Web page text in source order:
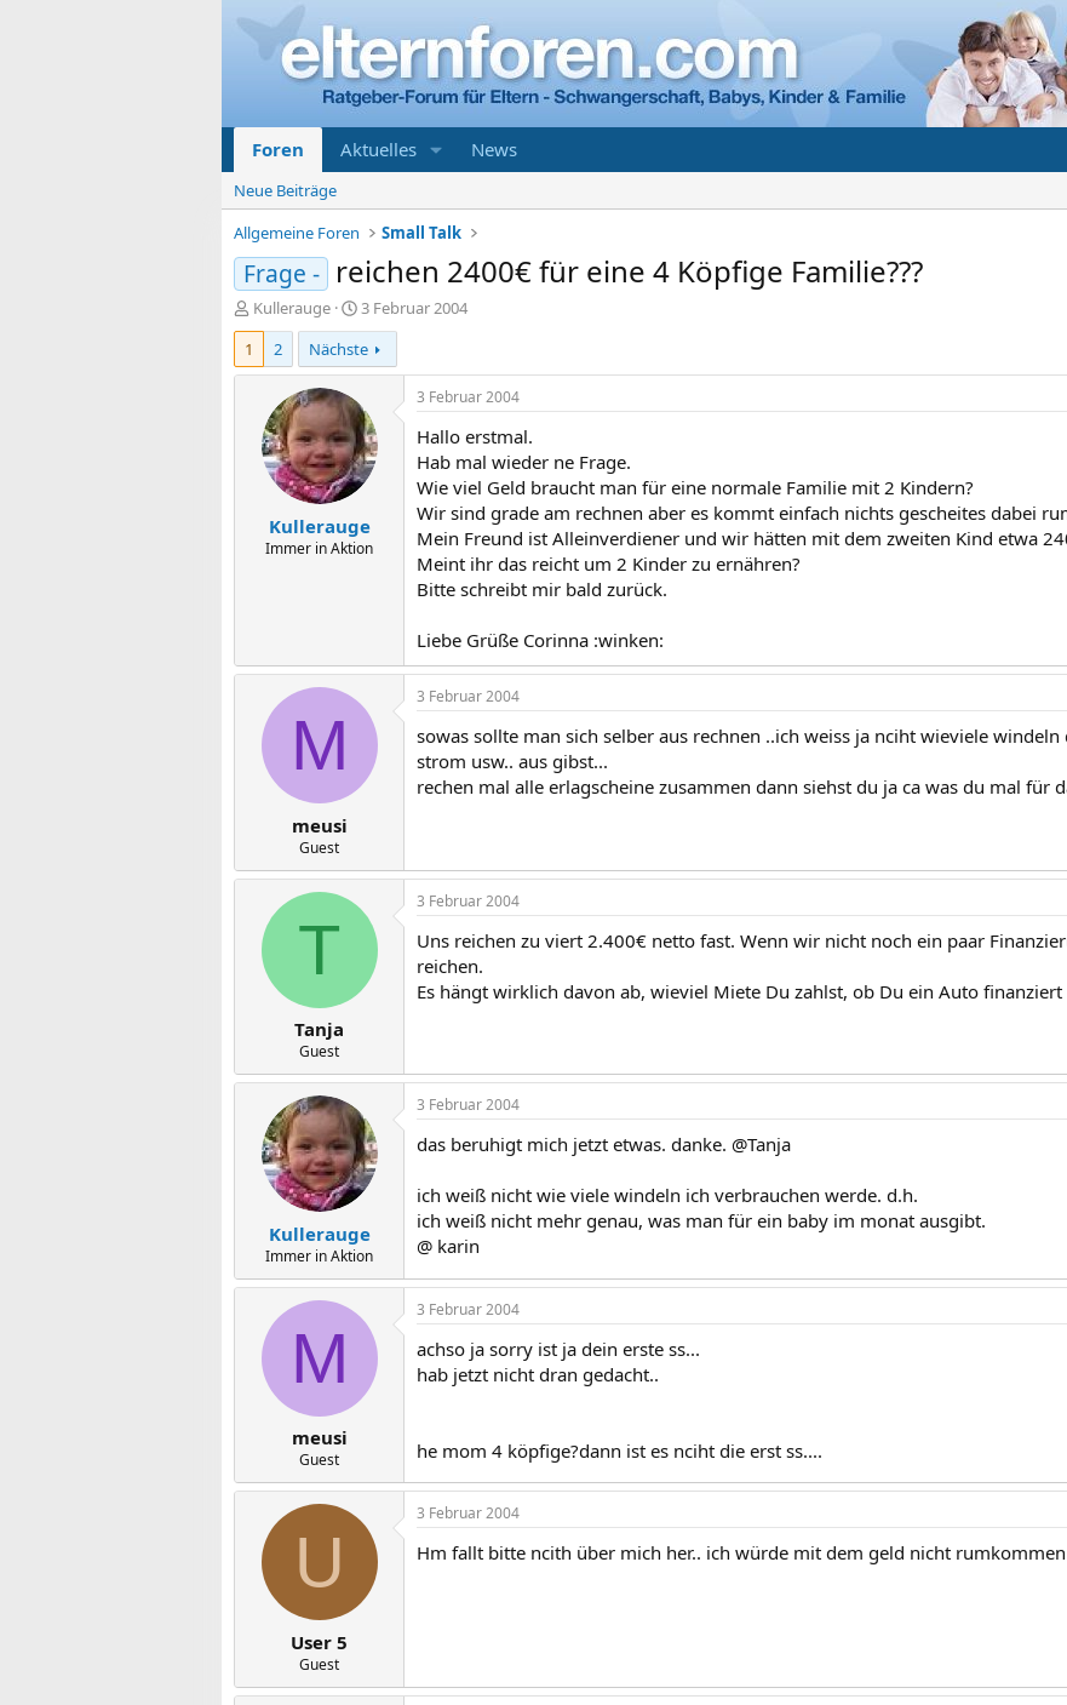
Foren Aktuelles News
Neue Beiträge
Allgemeine Foren
Small Talk
Frage - reichen 2400€ für eine 4 Köpfige Familie???
E
r
t
Kullerauge
E
r
s
t
l
l
t
a
3 Februar 2004
1
2 Nächste
Kullerauge
Immer in Aktion
3 Februar 2004
Hallo erstmal.
Hab mal wieder ne Frage.
Wie viel Geld braucht man für eine normale Familie mit 2 Kindern?
Wir sind grade am rechnen aber es kommt einfach nichts gescheites dabei
Mein Freund ist Alleinverdiener und wir hätten mit dem zweiten Kind etwa
Meint ihr das reicht um 2 Kinder zu ernähren?
Bitte schreibt mir bald zurück.
Liebe Grüße Corinna :winken:
M
meusi
Guest
3 Februar 2004
sowas sollte man sich selber aus rechnen ..ich weiss ja nciht wieviele
strom usw.. aus gibst...
rechen mal alle erlagscheine zusammen dann siehst du ja ca was du mal für
T
Tanja
Guest
3 Februar 2004
Uns reichen zu viert 2.400€ netto fast. Wenn wir nicht noch ein paar
reichen.
Es hängt wirklich davon ab, wieviel Miete Du zahlst, ob Du ein Auto
Kullerauge
Immer in Aktion
3 Februar 2004
das beruhigt mich jetzt etwas. danke. @Tanja
ich weiß nicht wie viele windeln ich verbrauchen werde. d.h.
ich weiß nicht mehr genau, was man für ein baby im monat ausgibt.
@ karin
M
meusi
Guest
3 Februar 2004
achso ja sorry ist ja dein erste ss...
hab jetzt nicht dran gedacht..
he mom 4 köpfige?dann ist es nciht die erst ss....
U
User 5
Guest
3 Februar 2004
Hm fallt bitte ncith über mich her.. ich würde mit dem geld nicht rumkommen